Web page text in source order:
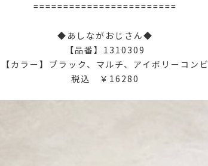
========================
◆あしながおじさん◆
【品番】1310309
【カラー】ブラック、マルチ、アイボリーコンビ
税込 ￥16280